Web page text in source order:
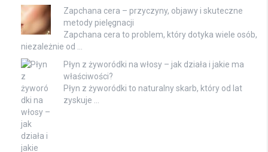
Zapchana cera – przyczyny, objawy i skuteczne
metody pielęgnacji
Zapchana cera to problem, który dotyka wiele osób,
niezależnie od …
Płyn z żyworódki na włosy – jak działa i jakie ma
właściwości?
Płyn z żyworódki to naturalny skarb, który od lat
zyskuje …